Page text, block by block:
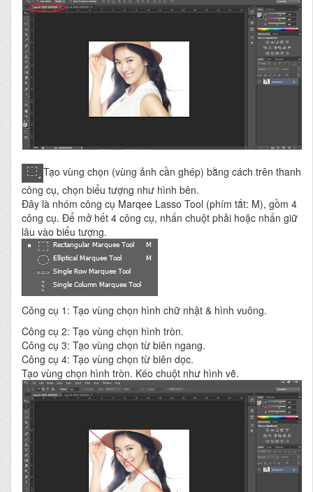
Tạo vùng chọn (vùng ảnh cần ghép) bằng cách trên thanh
công cụ, chọn biểu tượng như hình bên.
Đây là nhóm công cụ Marqee Lasso Tool (phím tắt: M), gồm 4
công cụ. Để mở hết 4 công cụ, nhấn chuột phải hoặc nhấn giữ
lâu vào biểu tượng.
Công cụ 1: Tạo vùng chọn hình chữ nhật & hình vuông.
Công cụ 2: Tạo vùng chọn hình tròn.
Công cụ 3: Tạo vùng chọn từ biên ngang.
Công cụ 4: Tạo vùng chọn từ biên dọc.
Tạo vùng chọn hình tròn. Kéo chuột như hình vẽ.